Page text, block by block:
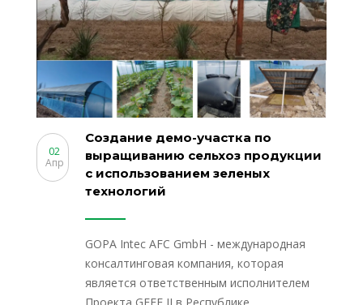
Создание демо-участка по
выращиванию сельхоз продукции
с использованием зеленых
технологий
02
Апр
GOPA Intec AFC GmbH - международная
консалтинговая компания, которая
является ответственным исполнителем